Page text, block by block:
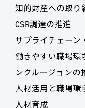
知的財産への取り
CSR調達の推進
サプライチェーン
働きやすい職場環
ンクルージョンの
人材活用と職場環
人材育成